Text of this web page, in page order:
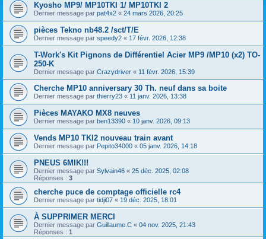
Kyosho MP9/ MP10TKI 1/ MP10TKI 2
Dernier message par pat4x2 « 24 mars 2026, 20:25
pièces Tekno nb48.2 /sct/T/E
Dernier message par speedy2 « 17 févr. 2026, 12:38
T-Work's Kit Pignons de Différentiel Acier MP9 /MP10 (x2) TO-
250-K
Dernier message par Crazydriver « 11 févr. 2026, 15:39
Cherche MP10 anniversary 30 Th. neuf dans sa boite
Dernier message par thierry23 « 11 janv. 2026, 13:38
Pièces MAYAKO MX8 neuves
Dernier message par ben13390 « 10 janv. 2026, 09:13
Vends MP10 TKI2 nouveau train avant
Dernier message par Pepito34000 « 05 janv. 2026, 14:18
PNEUS 6MIK!!!
Dernier message par Sylvain46 « 25 déc. 2025, 02:08
Réponses : 3
cherche puce de comptage officielle rc4
Dernier message par tidji07 « 19 déc. 2025, 18:01
À SUPPRIMER MERCI
Dernier message par Guillaume.C « 04 nov. 2025, 21:43
Réponses : 1